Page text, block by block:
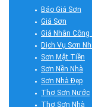
Báo Giá Sơn
Giá Sơn
Giá Nhân Công
Dịch Vụ Sơn
Sơn Mặt Tiền
Sơn Nền Nhà
Sơn Nhà Đẹp
Thợ Sơn Nước
Thợ Sơn Nhà